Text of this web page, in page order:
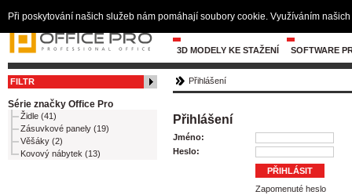
3D MODELY KE STAŽENÍ SOFTWARE
FILTR
Série značky Office Pro
Židle (41)
Zásuvkové panely (19)
Věšáky (2)
Kovový nábytek (13)
Přihlášení
Přihlášení
Jméno:
Heslo:
Zapomenuté heslo
Při poskytování našich služeb nám pomáhají soubory cookie. Využíváním